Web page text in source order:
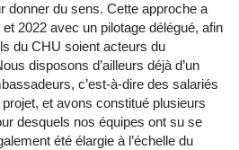
donner du sens. Cette approche a
2022 avec un pilotage délégué, afin
du CHU soient acteurs du
disposons d’ailleurs déjà d’un
c’est-à-dire des salariés
et avons constitué plusieurs
desquels nos équipes ont su se
été élargie à l’échelle du